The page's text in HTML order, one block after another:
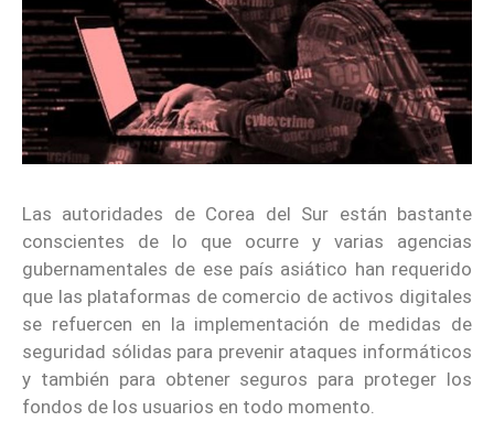
Las autoridades de Corea del Sur están bastante
conscientes de lo que ocurre y varias agencias
gubernamentales de ese país asiático han requerido
que las plataformas de comercio de activos digitales
se refuercen en la implementación de medidas de
seguridad sólidas para prevenir ataques informáticos
y también para obtener seguros para proteger los
fondos de los usuarios en todo momento.